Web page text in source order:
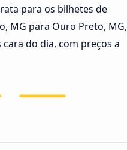
para os bilhetes de
MG para Ouro Preto, MG,
cara do dia, com preços a